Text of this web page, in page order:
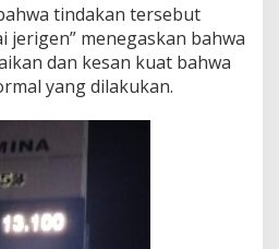
tindakan tersebut
jerigen” menegaskan bahwa
dan kesan kuat bahwa
yang dilakukan.